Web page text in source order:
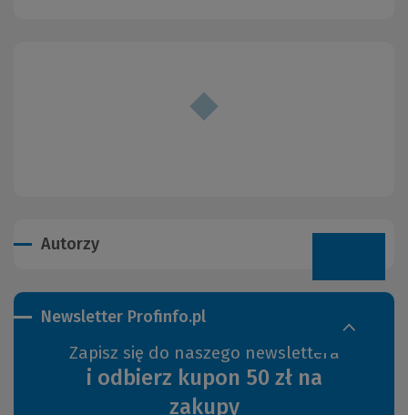
Autorzy
Newsletter Profinfo.pl
Zapisz się do naszego newslettera
i odbierz kupon 50 zł na
zakupy